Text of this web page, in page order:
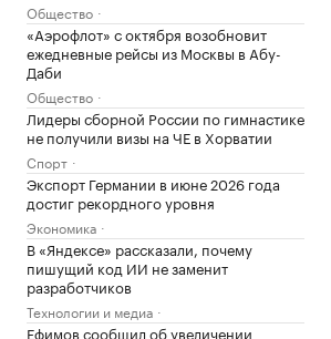
Общество
«Аэрофлот» с октября возобновит
ежедневные рейсы из Москвы в Абу-
Даби
Общество
Лидеры сборной России по гимнастике
не получили визы на ЧЕ в Хорватии
Спорт
Экспорт Германии в июне 2026 года
достиг рекордного уровня
Экономика
В «Яндексе» рассказали, почему
пишущий код ИИ не заменит
разработчиков
Технологии и медиа
Ефимов сообщил об увеличении